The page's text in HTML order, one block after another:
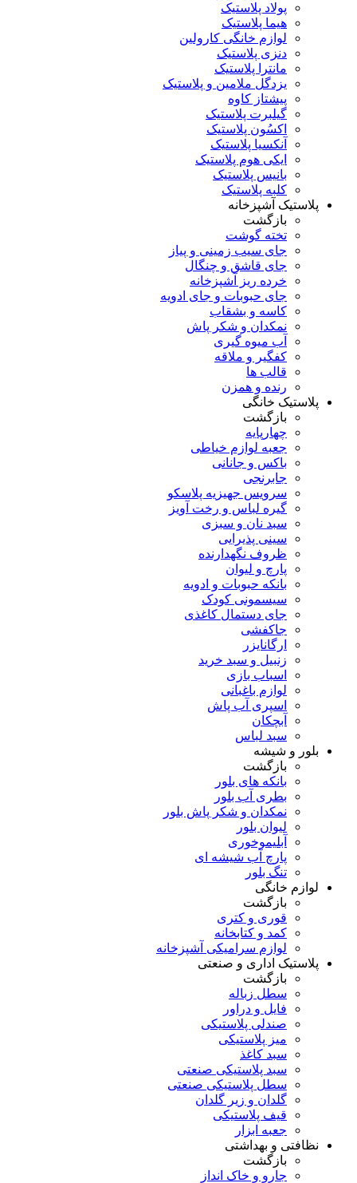
پولاد پلاستیک
هیما پلاستیک
لوازم خانگی کارولین
دنزی پلاستیک
مانترا پلاستیک
یزدگل ملامین و پلاستیک
پیشتاز کاوه
گیلبرت پلاستیک
اکسُون پلاستیک
آنکسیا پلاستیک
ایکی هوم پلاستیک
بانیس پلاستیک
کلبه پلاستیک
پلاستیک آشپزخانه
بازگشت
تخته گوشت
جای سیب زمینی و پیاز
جای قاشق و چنگال
خرده ریز آشپزخانه
جای حبوبات و جای ادویه
کاسه و بشقاب
نمکدان و شکر پاش
آب میوه گیری
کفگیر و ملاقه
قالب ها
رنده و همزن
پلاستیک خانگی
بازگشت
چهارپایه
جعبه لوازم خیاطی
باکس و جانانی
جابرنجی
سرویس جهیزیه پلاسکو
گیره لباس و رخت آویز
سبد نان و سبزی
سینی پذیرایی
ظروف نگهدارنده
پارچ و لیوان
بانکه حبوبات و ادویه
سیسمونی کودک
جای دستمال کاغذی
جاکفشی
ارگانایزر
زنبیل و سبد خرید
اسباب بازی
لوازم باغبانی
اسپری آب پاش
آبچکان
سبد لباس
بلور و شیشه
بازگشت
بانکه های بلور
بطری آب بلور
نمکدان و شکر پاش بلور
لیوان بلور
آبلیموخوری
پارچ آب شیشه ای
تنگ بلور
لوازم خانگی
بازگشت
قوری و کتری
کمد و کتابخانه
لوازم سرامیکی آشپزخانه
پلاستیک اداری و صنعتی
بازگشت
سطل زباله
فایل و دراور
صندلی پلاستیکی
میز پلاستیکی
سبد کاغذ
سبد پلاستیکی صنعتی
سطل پلاستیکی صنعتی
گلدان و زیر گلدان
قیف پلاستیکی
جعبه ابزار
نظافتی و بهداشتی
بازگشت
جارو و خاک انداز